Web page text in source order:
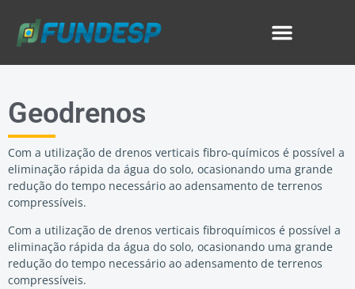
Geodrenos
Com a utilização de drenos verticais fibro-químicos é possível a
eliminação rápida da água do solo, ocasionando uma grande
redução do tempo necessário ao adensamento de terrenos
compressíveis.
Com a utilização de drenos verticais fibroquímicos é possível a
eliminação rápida da água do solo, ocasionando uma grande
redução do tempo necessário ao adensamento de terrenos
compressíveis.